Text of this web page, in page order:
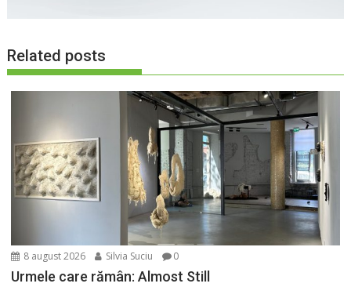
Related posts
8 august 2026 Silvia Suciu 0
Urmele care rămân: Almost Still